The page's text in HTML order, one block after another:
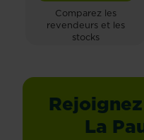
Comparez les
revendeurs et les
stocks
La